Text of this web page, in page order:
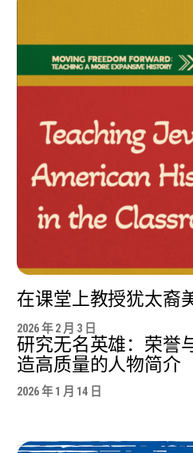
在课堂上教授犹太裔
2026 年 2 月 3 日
研究无名英雄：荣誉
造高质量的人物简介
2026 年 1 月 14 日